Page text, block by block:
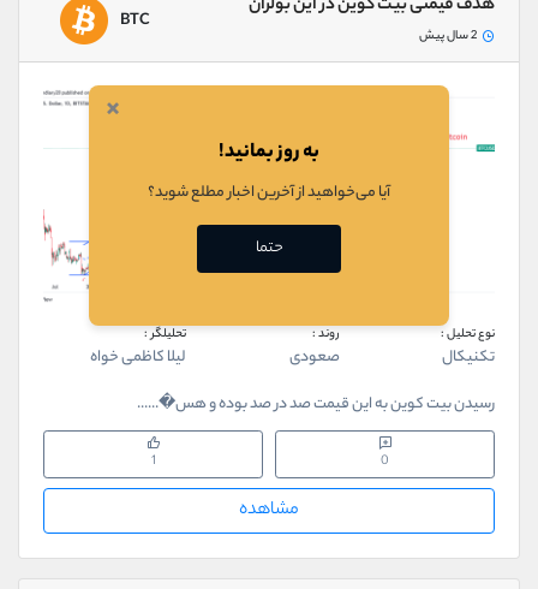
هدف قیمتی بیت کوین در این بولران
2 سال پیش
BTC
نوع تحلیل :
تکنیکال
روند :
صعودی
تحلیلگر :
لیلا کاظمی خواه
رسیدن بیت کوین به این قیمت صد در صد بوده و هس�......
0
1
مشاهده
×
به روز بمانید!
آیا می‌خواهید از آخرین اخبار مطلع شوید؟
حتما